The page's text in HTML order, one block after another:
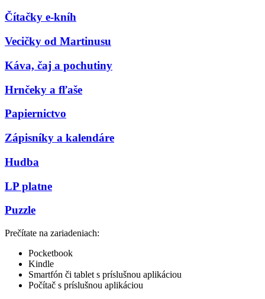
Čítačky e-kníh
Vecičky od Martinusu
Káva, čaj a pochutiny
Hrnčeky a fľaše
Papiernictvo
Zápisníky a kalendáre
Hudba
LP platne
Puzzle
Prečítate na zariadeniach:
Pocketbook
Kindle
Smartfón či tablet s príslušnou aplikáciou
Počítač s príslušnou aplikáciou